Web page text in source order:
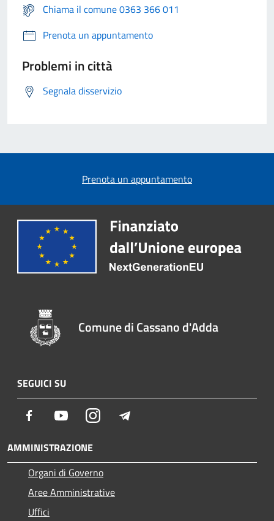
Chiama il comune 0363 366 011
Prenota un appuntamento
Problemi in città
Segnala disservizio
Prenota un appuntamento
Comune di Cassano d'Adda
SEGUICI SU
Facebook YoutubeInstagram
AMMINISTRAZIONE
Organi di Governo
Aree Amministrative
Uffici